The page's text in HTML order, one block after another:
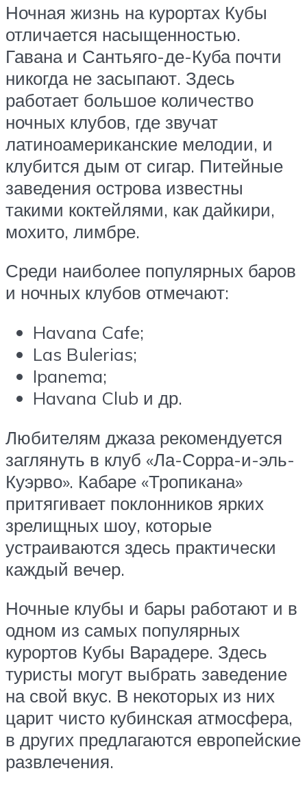
Ночная жизнь на курортах Кубы
отличается насыщенностью.
Гавана и Сантьяго-де-Куба почти
никогда не засыпают. Здесь
работает большое количество
ночных клубов, где звучат
латиноамериканские мелодии, и
клубится дым от сигар. Питейные
заведения острова известны
такими коктейлями, как дайкири,
мохито, лимбре.
Среди наиболее популярных баров
и ночных клубов отмечают:
Havana Cafe;
Las Bulerias;
Ipanema;
Havana Club и др.
Любителям джаза рекомендуется
заглянуть в клуб «Ла-Сорра-и-эль-
Куэрво». Кабаре «Тропикана»
притягивает поклонников ярких
зрелищных шоу, которые
устраиваются здесь практически
каждый вечер.
Ночные клубы и бары работают и в
одном из самых популярных
курортов Кубы Варадере. Здесь
туристы могут выбрать заведение
на свой вкус. В некоторых из них
царит чисто кубинская атмосфера,
в других предлагаются европейские
развлечения.